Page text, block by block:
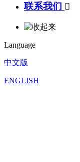
联系我们 
Language
中文版
ENGLISH